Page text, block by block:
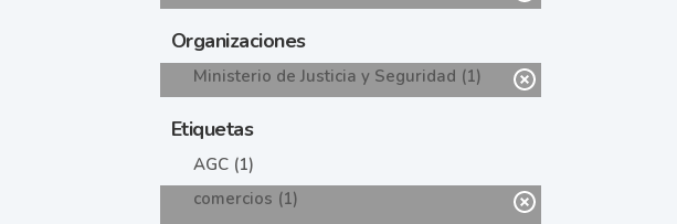
Organizaciones
Ministerio de Justicia y Seguridad (1)
Etiquetas
AGC (1)
comercios (1)